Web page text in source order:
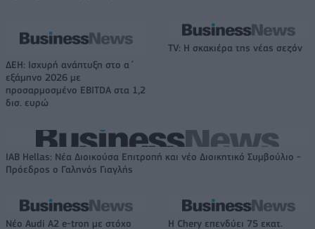
ΔΕΗ: Ισχυρή ανάπτυξη στο α΄
εξάμηνο 2026 με
προσαρμοσμένο EBITDA στα 1,2
δισ. ευρώ
TV: Η σκακιέρα της νέας σεζόν
IAB Hellas: Νέα Διοικούσα Επιτροπή και νέο Διοικητικό Συμβούλιο -
Πρόεδρος ο Γαληνός Γιαγλής
Νέο Audi A2 e-tron με στόχο
Η Chery επενδύει 75 εκατ.